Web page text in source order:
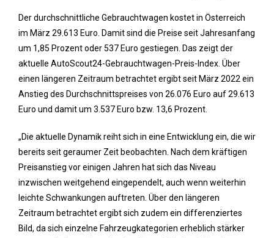
Der durchschnittliche Gebrauchtwagen kostet in Österreich
im März 29.613 Euro. Damit sind die Preise seit Jahresanfang
um 1,85 Prozent oder 537 Euro gestiegen. Das zeigt der
aktuelle AutoScout24-Gebrauchtwagen-Preis-Index. Über
einen längeren Zeitraum betrachtet ergibt seit März 2022 ein
Anstieg des Durchschnittspreises von 26.076 Euro auf 29.613
Euro und damit um 3.537 Euro bzw. 13,6 Prozent.
„Die aktuelle Dynamik reiht sich in eine Entwicklung ein, die wir
bereits seit geraumer Zeit beobachten. Nach dem kräftigen
Preisanstieg vor einigen Jahren hat sich das Niveau
inzwischen weitgehend eingependelt, auch wenn weiterhin
leichte Schwankungen auftreten. Über den längeren
Zeitraum betrachtet ergibt sich zudem ein differenziertes
Bild, da sich einzelne Fahrzeugkategorien erheblich stärker